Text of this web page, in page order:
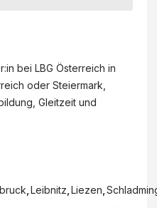
bei LBG Österreich in
oder Steiermark,
Gleitzeit und
Leibnitz Liezen